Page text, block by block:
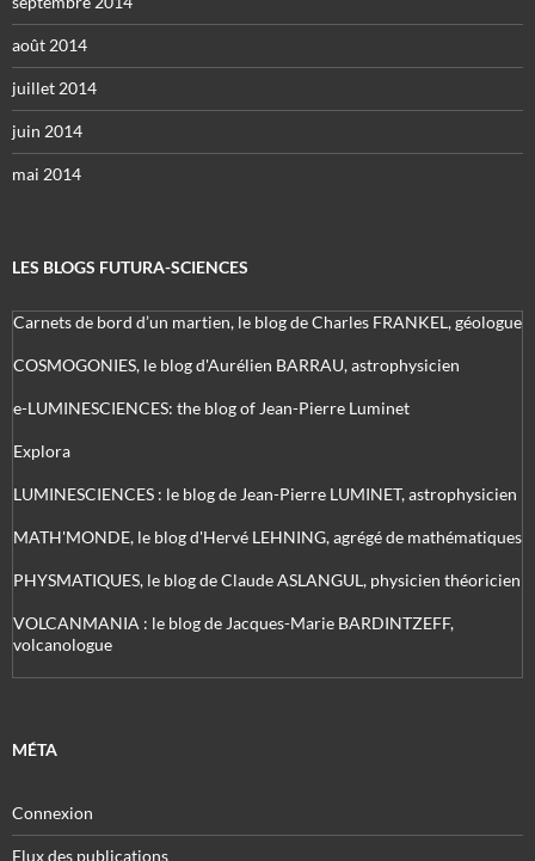
août 2014
juillet 2014
juin 2014
mai 2014
LES BLOGS FUTURA-SCIENCES
Carnets de bord d’un martien, le blog de Charles FRANKEL, géologue
COSMOGONIES, le blog d'Aurélien BARRAU, astrophysicien
e-LUMINESCIENCES: the blog of Jean-Pierre Luminet
Explora
LUMINESCIENCES : le blog de Jean-Pierre LUMINET, astrophysicien
MATH'MONDE, le blog d'Hervé LEHNING, agrégé de mathématiques
PHYSMATIQUES, le blog de Claude ASLANGUL, physicien théoricien
VOLCANMANIA : le blog de Jacques-Marie BARDINTZEFF,
volcanologue
MÉTA
Connexion
Flux des publications